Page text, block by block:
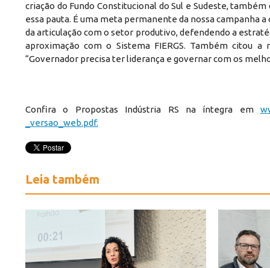
criação do Fundo Constitucional do Sul e Sudeste,
essa pauta. É uma meta permanente da nossa campanha
da articulação com o setor produtivo, defendendo a
aproximação com o Sistema FIERGS. Também citou
“Governador precisa ter liderança e governar com os
Confira o Propostas Indústria RS na íntegra em
_versao_web.pdf.
Leia também